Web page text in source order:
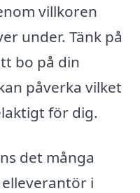
villkoren
under. Tänk på
bo på din
påverka vilket
för dig.
det många
i